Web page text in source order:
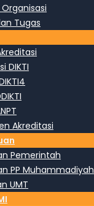
Tugas
DIKTI
Akreditasi
Pemerintah
PP Muhammadiyah
UMT